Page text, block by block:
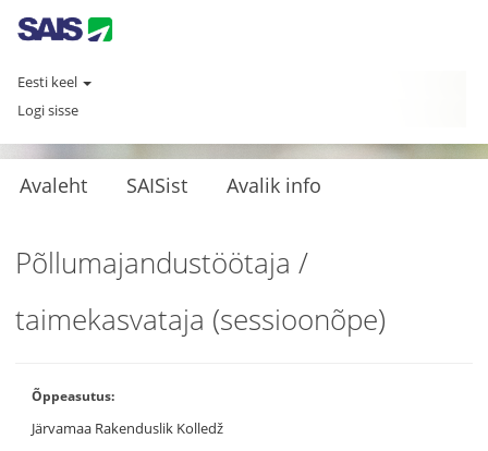
Eesti keel
Logi sisse
Avaleht SAISist Avalik info
Põllumajandustöötaja /
taimekasvataja (sessioonõpe)
Õppeasutus:
Järvamaa Rakenduslik Kolledž